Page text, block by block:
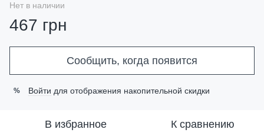
Нет в наличии
467 грн
Сообщить, когда появится
% Войти для отображения накопительной скидки
В избранное К сравнению